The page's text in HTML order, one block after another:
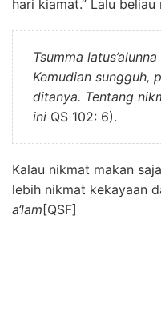
hari kiamat.” Lalu
Tsumma latus’alunna
Kemudian sungguh,
ditanya. Tentang
ini QS 102: 6).
Kalau nikmat makan
lebih nikmat kekayaan
a‘lam [QSF]